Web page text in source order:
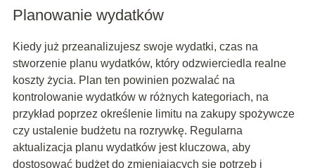
Planowanie wydatków
Kiedy już przeanalizujesz swoje wydatki, czas na
stworzenie planu wydatków, który odzwierciedla realne
koszty życia. Plan ten powinien pozwalać na
kontrolowanie wydatków w różnych kategoriach, na
przykład poprzez określenie limitu na zakupy spożywcze
czy ustalenie budżetu na rozrywkę. Regularna
aktualizacja planu wydatków jest kluczowa, aby
dostosować budżet do zmieniających się potrzeb i